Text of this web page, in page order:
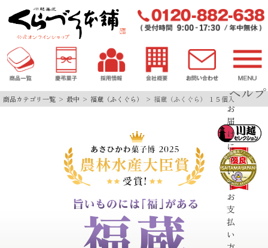
ヘルプ
お
届
け
に
つ
い
て
お
支
払
い
商品カテゴリ一覧 最中 福蔵（ふくぐら） 福蔵（ふくぐら） １５個入